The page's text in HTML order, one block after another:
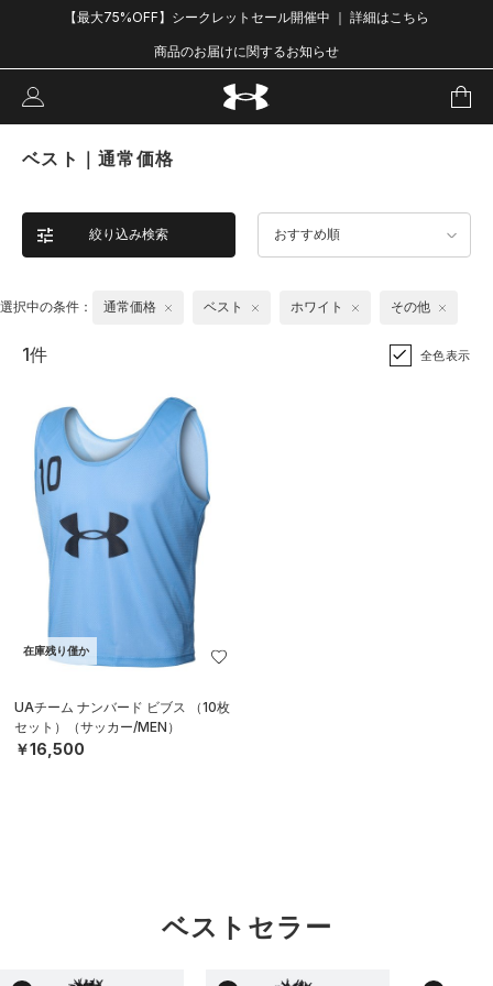
【最大75%OFF】シークレットセール開催中 ｜ 詳細はこちら
商品のお届けに関するお知らせ
ベスト｜通常価格
絞り込み検索 おすすめ順
選択中の条件： 通常価格 ベスト ホワイト その他
1件 全色表示
在庫残り僅か
UAチーム ナンバード ビブス （10枚
セット）（サッカー/MEN）
￥16,500
ベストセラー